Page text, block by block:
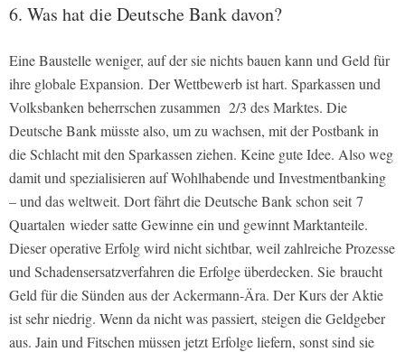
6. Was hat die Deutsche Bank davon?
Eine Baustelle weniger, auf der sie nichts bauen kann und Geld für
ihre globale Expansion. Der Wettbewerb ist hart. Sparkassen und
Volksbanken beherrschen zusammen 2/3 des Marktes. Die
Deutsche Bank müsste also, um zu wachsen, mit der Postbank in
die Schlacht mit den Sparkassen ziehen. Keine gute Idee. Also weg
damit und spezialisieren auf Wohlhabende und Investmentbanking
– und das weltweit. Dort fährt die Deutsche Bank schon seit 7
Quartalen wieder satte Gewinne ein und gewinnt Marktanteile.
Dieser operative Erfolg wird nicht sichtbar, weil zahlreiche Prozesse
und Schadensersatzverfahren die Erfolge überdecken. Sie braucht
Geld für die Sünden aus der Ackermann-Ära. Der Kurs der Aktie
ist sehr niedrig. Wenn da nicht was passiert, steigen die Geldgeber
aus. Jain und Fitschen müssen jetzt Erfolge liefern, sonst sind sie